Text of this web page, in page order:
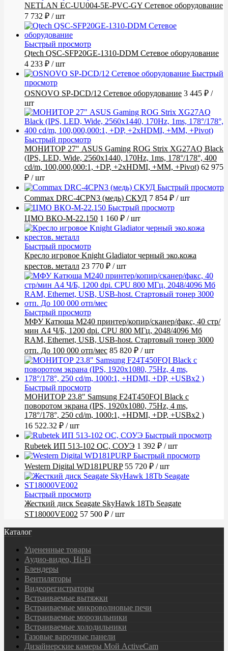
NETLAN EC-UU004-5E-PVC-GY Сетевое оборудование
7 732 ₽ / шт
Быстрый просмотр
Qtech QSC-SFP20GE-1310-DDM Сетевое оборудование
4 233 ₽ / шт
Быстрый
просмотр
OSNOVO SP-DCD/12 Сетевое оборудование 3 445 ₽ /
шт
Быстрый просмотр
МОНИТОР 27" ASUS Gaming ROG Strix XG27AQ Black
(IPS, LED, Wide, 2560x1440, 170Hz, 1ms, 178°/178°, 400
cd/m, 100,000,000:1, +DP, +2хHDMI, +MM, +Pivot) 62 975
₽ / шт
Быстрый просмотр
Commax DRC-4CPN3 (медь) СКУД 7 854 ₽ / шт
Быстрый просмотр
ЦМО ВКО-М-22.150 1 160 ₽ / шт
Быстрый просмотр
Кресло игровое Knight Gladiator черный эко.кожа
крестов. металл 23 770 ₽ / шт
Быстрый просмотр
МФУ Катюша M240 принтер/копир/сканер/факс, 40 стр/
мин А4 Ч/Б, 1200 dpi. CPU 800 МГц, 2048/4096 Мб
RAM, Ethernet, USB, USB-host. Стартовый тонер 3000
отп. До 100 000 отп/мес 85 820 ₽ / шт
Быстрый просмотр
МОНИТОР 23.8" Samsung F24T450FQI Black с
поворотом экрана (IPS, 1920x1080, 75Hz, 4 ms,
178°/178°, 250 cd/m, 1000:1, +HDMI, +DP, +USBx2 )
16 522.32 ₽ / шт
Быстрый просмотр
Rubetek ИП 513-102 ОС, СОУЭ 1 392 ₽ / шт
Быстрый просмотр
Western Digital WD181PURP 55 720 ₽ / шт
Быстрый просмотр
Жесткий диск Seagate SkyHawk 18Tb Seagate
ST18000VE002 57 500 ₽ / шт
Каталог
Уцененные товары
Аудио-видео, Hi-Fi
Блендеры
Вентиляторы
Видеорегистраторы
Встраиваемые вытяжки
Встраиваемые микроволновые печи
Встраиваемые морозильники
Встраиваемые холодильники
Газовые варочные панели
Дизайнерские камеры Мой ActiveCam